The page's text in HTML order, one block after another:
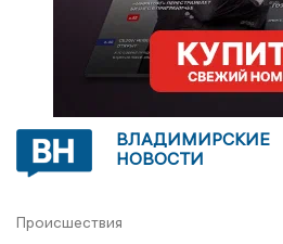
ВЛАДИМИРСКИЕ
НОВОСТИ
Происшествия